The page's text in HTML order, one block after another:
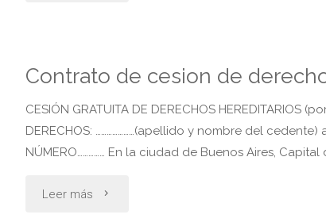
herencia"
Contrato de cesion de
CESIÓN GRATUITA DE DERECHOS HEREDITARIOS
DERECHOS: …………………(apellido y nombre del
NÚMERO…………… En la ciudad de Buenos Aires, Capital
Leer más "Contrato